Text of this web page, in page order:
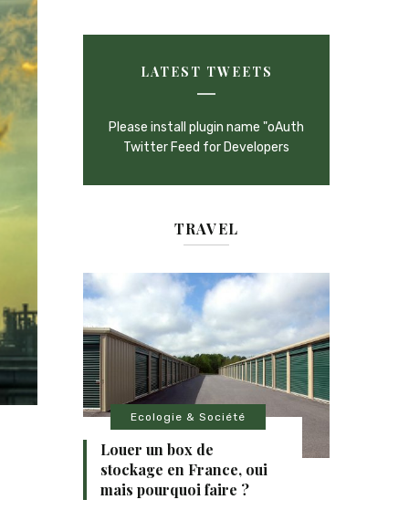
LATEST TWEETS
Please install plugin name "oAuth
Twitter Feed for Developers
TRAVEL
Ecologie & Société
Louer un box de
stockage en France, oui
mais pourquoi faire ?